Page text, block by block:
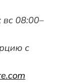
08:00–
с